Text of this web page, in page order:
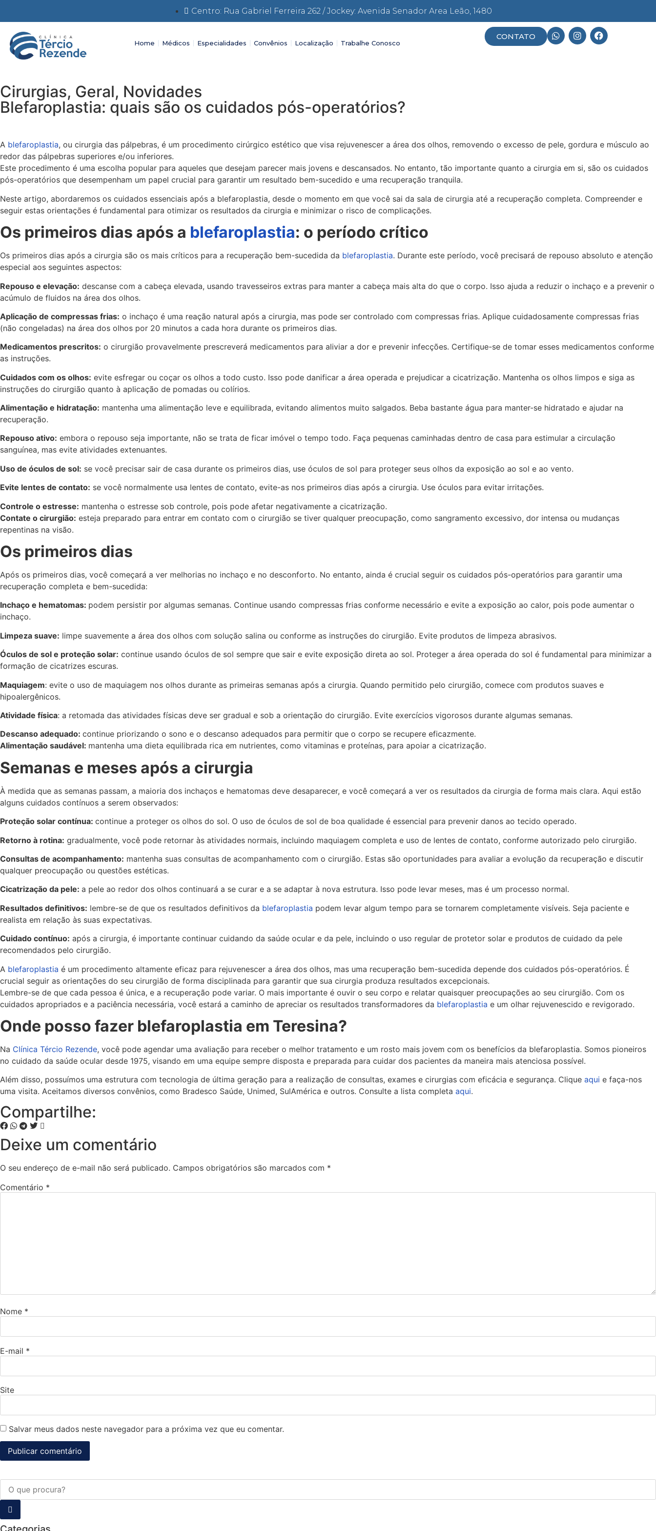
Centro: Rua Gabriel Ferreira 262 / Jockey: Avenida Senador Area Leão, 1480
Home Médicos Especialidades Convênios Localização Trabalhe Conosco
CONTATO
Cirurgias, Geral, Novidades
Blefaroplastia: quais são os cuidados pós-operatórios?
A blefaroplastia, ou cirurgia das pálpebras, é um procedimento cirúrgico estético que visa rejuvenescer a área dos olhos, removendo o excesso de pele, gordura e músculo ao
redor das pálpebras superiores e/ou inferiores.
Este procedimento é uma escolha popular para aqueles que desejam parecer mais jovens e descansados. No entanto, tão importante quanto a cirurgia em si, são os cuidados
pós-operatórios que desempenham um papel crucial para garantir um resultado bem-sucedido e uma recuperação tranquila.
Neste artigo, abordaremos os cuidados essenciais após a blefaroplastia, desde o momento em que você sai da sala de cirurgia até a recuperação completa. Compreender e
seguir estas orientações é fundamental para otimizar os resultados da cirurgia e minimizar o risco de complicações.
Os primeiros dias após a blefaroplastia: o período crítico
Os primeiros dias após a cirurgia são os mais críticos para a recuperação bem-sucedida da blefaroplastia. Durante este período, você precisará de repouso absoluto e atenção
especial aos seguintes aspectos:
Repouso e elevação: descanse com a cabeça elevada, usando travesseiros extras para manter a cabeça mais alta do que o corpo. Isso ajuda a reduzir o inchaço e a prevenir o
acúmulo de fluidos na área dos olhos.
Aplicação de compressas frias: o inchaço é uma reação natural após a cirurgia, mas pode ser controlado com compressas frias. Aplique cuidadosamente compressas frias
(não congeladas) na área dos olhos por 20 minutos a cada hora durante os primeiros dias.
Medicamentos prescritos: o cirurgião provavelmente prescreverá medicamentos para aliviar a dor e prevenir infecções. Certifique-se de tomar esses medicamentos conforme
as instruções.
Cuidados com os olhos: evite esfregar ou coçar os olhos a todo custo. Isso pode danificar a área operada e prejudicar a cicatrização. Mantenha os olhos limpos e siga as
instruções do cirurgião quanto à aplicação de pomadas ou colírios.
Alimentação e hidratação: mantenha uma alimentação leve e equilibrada, evitando alimentos muito salgados. Beba bastante água para manter-se hidratado e ajudar na
recuperação.
Repouso ativo: embora o repouso seja importante, não se trata de ficar imóvel o tempo todo. Faça pequenas caminhadas dentro de casa para estimular a circulação
sanguínea, mas evite atividades extenuantes.
Uso de óculos de sol: se você precisar sair de casa durante os primeiros dias, use óculos de sol para proteger seus olhos da exposição ao sol e ao vento.
Evite lentes de contato: se você normalmente usa lentes de contato, evite-as nos primeiros dias após a cirurgia. Use óculos para evitar irritações.
Controle o estresse: mantenha o estresse sob controle, pois pode afetar negativamente a cicatrização.
Contate o cirurgião: esteja preparado para entrar em contato com o cirurgião se tiver qualquer preocupação, como sangramento excessivo, dor intensa ou mudanças
repentinas na visão.
Os primeiros dias
Após os primeiros dias, você começará a ver melhorias no inchaço e no desconforto. No entanto, ainda é crucial seguir os cuidados pós-operatórios para garantir uma
recuperação completa e bem-sucedida:
Inchaço e hematomas: podem persistir por algumas semanas. Continue usando compressas frias conforme necessário e evite a exposição ao calor, pois pode aumentar o
inchaço.
Limpeza suave: limpe suavemente a área dos olhos com solução salina ou conforme as instruções do cirurgião. Evite produtos de limpeza abrasivos.
Óculos de sol e proteção solar: continue usando óculos de sol sempre que sair e evite exposição direta ao sol. Proteger a área operada do sol é fundamental para minimizar a
formação de cicatrizes escuras.
Maquiagem: evite o uso de maquiagem nos olhos durante as primeiras semanas após a cirurgia. Quando permitido pelo cirurgião, comece com produtos suaves e
hipoalergênicos.
Atividade física: a retomada das atividades físicas deve ser gradual e sob a orientação do cirurgião. Evite exercícios vigorosos durante algumas semanas.
Descanso adequado: continue priorizando o sono e o descanso adequados para permitir que o corpo se recupere eficazmente.
Alimentação saudável: mantenha uma dieta equilibrada rica em nutrientes, como vitaminas e proteínas, para apoiar a cicatrização.
Semanas e meses após a cirurgia
À medida que as semanas passam, a maioria dos inchaços e hematomas deve desaparecer, e você começará a ver os resultados da cirurgia de forma mais clara. Aqui estão
alguns cuidados contínuos a serem observados:
Proteção solar contínua: continue a proteger os olhos do sol. O uso de óculos de sol de boa qualidade é essencial para prevenir danos ao tecido operado.
Retorno à rotina: gradualmente, você pode retornar às atividades normais, incluindo maquiagem completa e uso de lentes de contato, conforme autorizado pelo cirurgião.
Consultas de acompanhamento: mantenha suas consultas de acompanhamento com o cirurgião. Estas são oportunidades para avaliar a evolução da recuperação e discutir
qualquer preocupação ou questões estéticas.
Cicatrização da pele: a pele ao redor dos olhos continuará a se curar e a se adaptar à nova estrutura. Isso pode levar meses, mas é um processo normal.
Resultados definitivos: lembre-se de que os resultados definitivos da blefaroplastia podem levar algum tempo para se tornarem completamente visíveis. Seja paciente e
realista em relação às suas expectativas.
Cuidado contínuo: após a cirurgia, é importante continuar cuidando da saúde ocular e da pele, incluindo o uso regular de protetor solar e produtos de cuidado da pele
recomendados pelo cirurgião.
A blefaroplastia é um procedimento altamente eficaz para rejuvenescer a área dos olhos, mas uma recuperação bem-sucedida depende dos cuidados pós-operatórios. É
crucial seguir as orientações do seu cirurgião de forma disciplinada para garantir que sua cirurgia produza resultados excepcionais.
Lembre-se de que cada pessoa é única, e a recuperação pode variar. O mais importante é ouvir o seu corpo e relatar quaisquer preocupações ao seu cirurgião. Com os
cuidados apropriados e a paciência necessária, você estará a caminho de apreciar os resultados transformadores da blefaroplastia e um olhar rejuvenescido e revigorado.
Onde posso fazer blefaroplastia em Teresina?
Na Clínica Tércio Rezende, você pode agendar uma avaliação para receber o melhor tratamento e um rosto mais jovem com os benefícios da blefaroplastia. Somos pioneiros
no cuidado da saúde ocular desde 1975, visando em uma equipe sempre disposta e preparada para cuidar dos pacientes da maneira mais atenciosa possível.
Além disso, possuímos uma estrutura com tecnologia de última geração para a realização de consultas, exames e cirurgias com eficácia e segurança. Clique aqui e faça-nos
uma visita. Aceitamos diversos convênios, como Bradesco Saúde, Unimed, SulAmérica e outros. Consulte a lista completa aqui.
Compartilhe:
Deixe um comentário
O seu endereço de e-mail não será publicado. Campos obrigatórios são marcados com *
Comentário *
Nome *
E-mail *
Site
Salvar meus dados neste navegador para a próxima vez que eu comentar.